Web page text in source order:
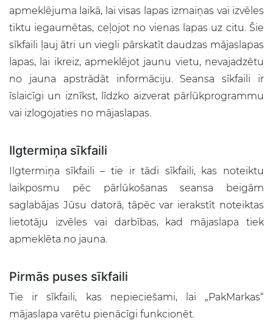
apmeklējuma laikā, lai visas lapas izmaiņas vai izvēles
tiktu iegaumētas, ceļojot no vienas lapas uz citu. Šie
sīkfaili ļauj ātri un viegli pārskatīt daudzas mājaslapas
lapas, lai ikreiz, apmeklējot jaunu vietu, nevajadzētu
no jauna apstrādāt informāciju. Seansa sīkfaili ir
īslaicīgi un iznīkst, līdzko aizverat pārlūkprogrammu
vai izlogojaties no mājaslapas.
Ilgtermiņa sīkfaili
Ilgtermiņa sīkfaili – tie ir tādi sīkfaili, kas noteiktu
laikposmu pēc pārlūkošanas seansa beigām
saglabājas Jūsu datorā, tāpēc var ierakstīt noteiktas
lietotāju izvēles vai darbības, kad mājaslapa tiek
apmeklēta no jauna.
Pirmās puses sīkfaili
Tie ir sīkfaili, kas nepieciešami, lai „PakMarkas“
mājaslapa varētu pienācīgi funkcionēt.